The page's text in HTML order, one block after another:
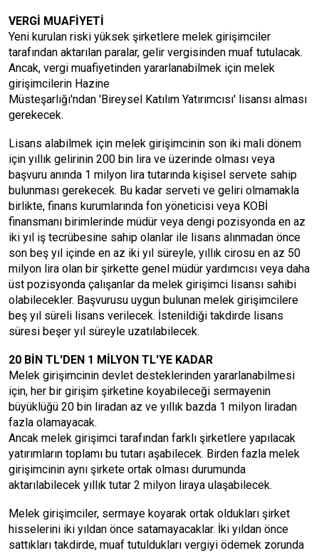
VERGİ MUAFİYETİ
Yeni kurulan riski yüksek şirketlere melek girişimciler
tarafından aktarılan paralar, gelir vergisinden muaf tutulacak.
Ancak, vergi muafiyetinden yararlanabilmek için melek
girişimcilerin Hazine
Müsteşarlığı'ndan 'Bireysel Katılım Yatırımcısı' lisansı alması
gerekecek.
Lisans alabilmek için melek girişimcinin son iki mali dönem
için yıllık gelirinin 200 bin lira ve üzerinde olması veya
başvuru anında 1 milyon lira tutarında kişisel servete sahip
bulunması gerekecek. Bu kadar serveti ve geliri olmamakla
birlikte, finans kurumlarında fon yöneticisi veya KOBİ
finansmanı birimlerinde müdür veya dengi pozisyonda en az
iki yıl iş tecrübesine sahip olanlar ile lisans alınmadan önce
son beş yıl içinde en az iki yıl süreyle, yıllık cirosu en az 50
milyon lira olan bir şirkette genel müdür yardımcısı veya daha
üst pozisyonda çalışanlar da melek girişimci lisansı sahibi
olabilecekler. Başvurusu uygun bulunan melek girişimcilere
beş yıl süreli lisans verilecek. İstenildiği takdirde lisans
süresi beşer yıl süreyle uzatılabilecek.
20 BİN TL'DEN 1 MİLYON TL'YE KADAR
Melek girişimcinin devlet desteklerinden yararlanabilmesi
için, her bir girişim şirketine koyabileceği sermayenin
büyüklüğü 20 bin liradan az ve yıllık bazda 1 milyon liradan
fazla olamayacak.
Ancak melek girişimci tarafından farklı şirketlere yapılacak
yatırımların toplamı bu tutarı aşabilecek. Birden fazla melek
girişimcinin aynı şirkete ortak olması durumunda
aktarılabilecek yıllık tutar 2 milyon liraya ulaşabilecek.
Melek girişimciler, sermaye koyarak ortak oldukları şirket
hisselerini iki yıldan önce satamayacaklar. İki yıldan önce
sattıkları takdirde, muaf tutuldukları vergiyi ödemek zorunda